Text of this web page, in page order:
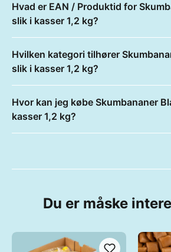
Hvad er EAN / Produktid for
slik i kasser 1,2 kg?
Hvilken kategori tilhører
slik i kasser 1,2 kg?
Hvor kan jeg købe Skumbananer
kasser 1,2 kg?
Du er måske